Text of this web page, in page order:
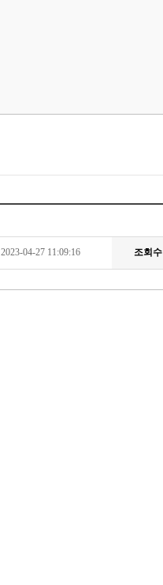
2023-04-27 11:09:16 조회수